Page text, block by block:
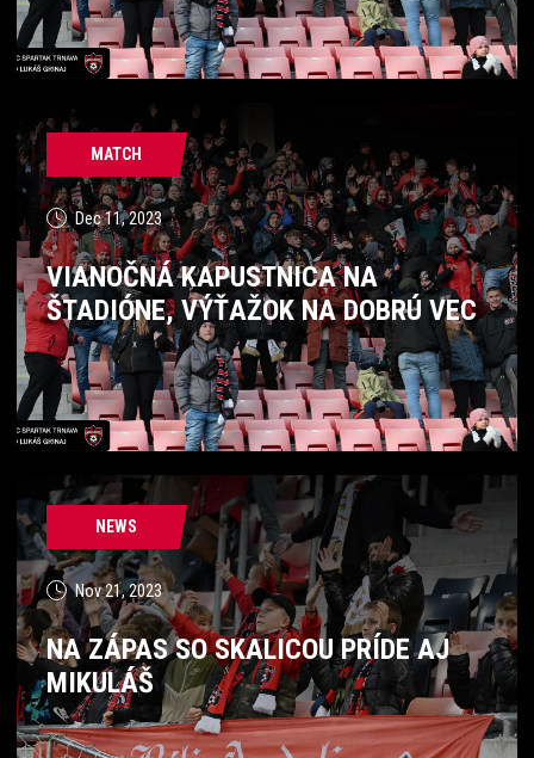
MATCH
Dec 11, 2023
VIANOČNÁ KAPUSTNICA NA
ŠTADIÓNE, VÝŤAŽOK NA DOBRÚ VEC
NEWS
Nov 21, 2023
NA ZÁPAS SO SKALICOU PRÍDE AJ
MIKULÁŠ